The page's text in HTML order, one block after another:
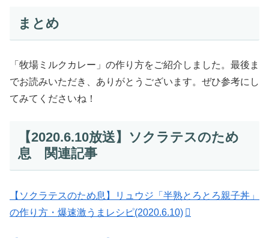
まとめ
「牧場ミルクカレー」の作り方をご紹介しました。最後ま
でお読みいただき、ありがとうございます。ぜひ参考にし
てみてくださいね！
【2020.6.10放送】ソクラテスのため
息 関連記事
【ソクラテスのため息】リュウジ「半熟とろとろ親子丼」
の作り方・爆速激うまレシピ(2020.6.10)